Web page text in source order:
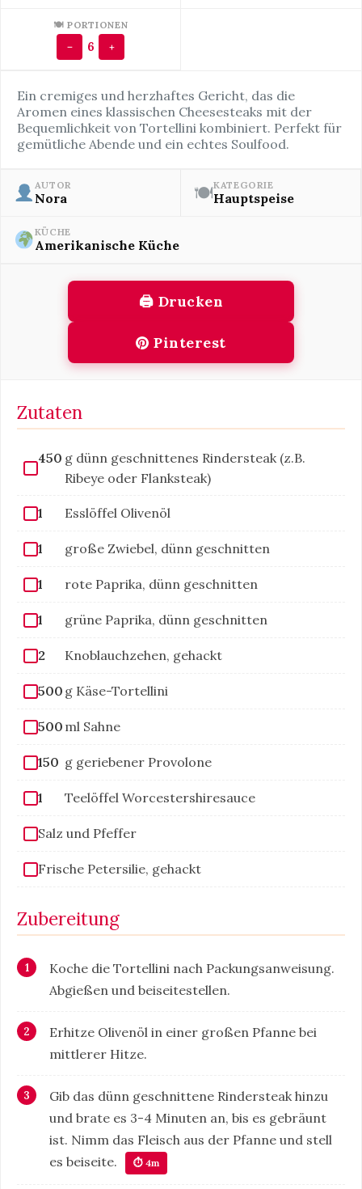
🍽 PORTIONEN
− 6 +
Ein cremiges und herzhaftes Gericht, das die
Aromen eines klassischen Cheesesteaks mit der
Bequemlichkeit von Tortellini kombiniert. Perfekt für
gemütliche Abende und ein echtes Soulfood.
AUTOR
Nora 🍽KATEGORIE
Hauptspeise
KÜCHE
Amerikanische Küche
🖨 Drucken
Pinterest
Zutaten
450 g dünn geschnittenes Rindersteak (z.B.
Ribeye oder Flanksteak)
1 Esslöffel Olivenöl
1 große Zwiebel, dünn geschnitten
1 rote Paprika, dünn geschnitten
1 grüne Paprika, dünn geschnitten
2 Knoblauchzehen, gehackt
500 g Käse-Tortellini
500 ml Sahne
150 g geriebener Provolone
1 Teelöffel Worcestershiresauce
Salz und Pfeffer
Frische Petersilie, gehackt
Zubereitung
Koche die Tortellini nach Packungsanweisung.
Abgießen und beiseitestellen.
Erhitze Olivenöl in einer großen Pfanne bei
mittlerer Hitze.
Gib das dünn geschnittene Rindersteak hinzu
und brate es 3-4 Minuten an, bis es gebräunt
ist. Nimm das Fleisch aus der Pfanne und stell
es beiseite.
⏱ 4m